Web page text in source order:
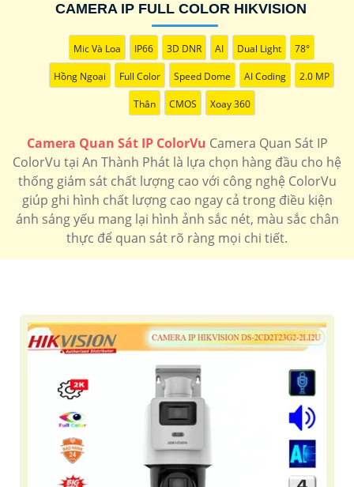
'
CAMERA IP FULL COLOR HIKVISION
Mic Và Loa IP66 3D DNR AI Dual Light 78°
Hồng Ngoại Full Color Speed Dome AI Coding 2.0 MP
Thân CMOS Xoay 360
Camera Quan Sát IP ColorVu Camera Quan Sát IP
ColorVu tại An Thành Phát là lựa chọn hàng đầu cho hệ
thống giám sát chất lượng cao với công nghệ ColorVu
giúp ghi hình chất lượng cao ngay cả trong điều kiện
ánh sáng yếu mang lại hình ảnh sắc nét, màu sắc chân
thực để quan sát rõ ràng mọi chi tiết.